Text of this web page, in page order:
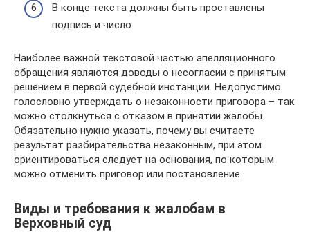
В конце текста должны быть проставлены
подпись и число.
Наиболее важной текстовой частью апелляционного
обращения являются доводы о несогласии с принятым
решением в первой судебной инстанции. Недопустимо
голословно утверждать о незаконности приговора – так
можно столкнуться с отказом в принятии жалобы.
Обязательно нужно указать, почему вы считаете
результат разбирательства незаконным, при этом
ориентироваться следует на основания, по которым
можно отменить приговор или постановление.
Виды и требования к жалобам в
Верховный суд